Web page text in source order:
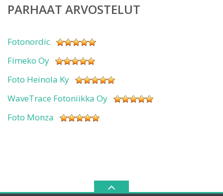
PARHAAT ARVOSTELUT
Fotonordic
Fimeko Oy
Foto Heinola Ky
WaveTrace Fotoniikka Oy
Foto Monza